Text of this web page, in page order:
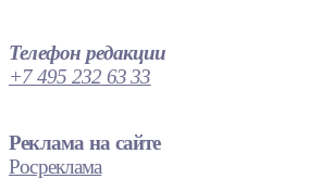
Телефон редакции
+7 495 232 63 33
Реклама на сайте
Росреклама